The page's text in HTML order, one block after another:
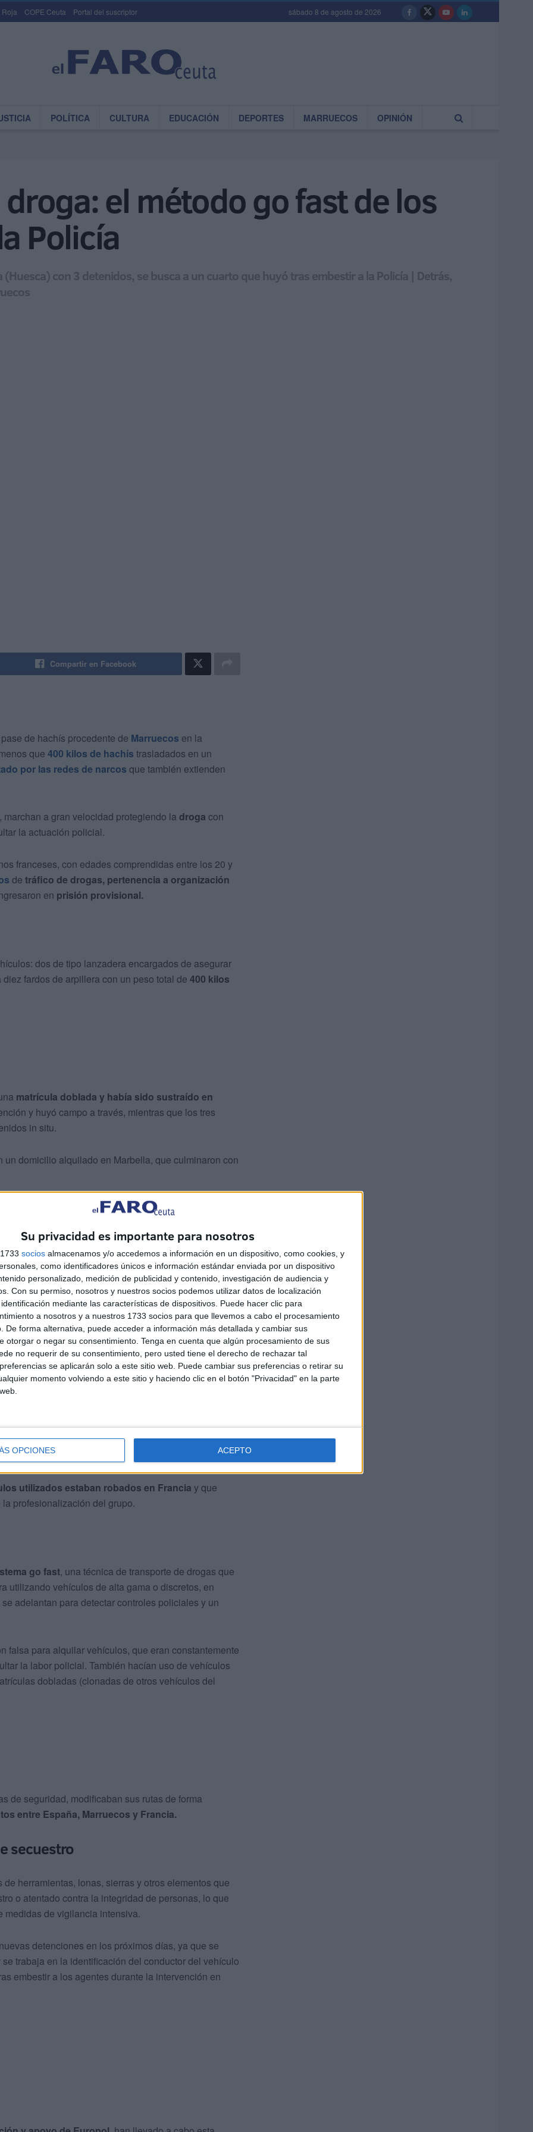
Su privacidad es importante para nosotros
socios almacenamos y/o accedemos a información en un dispositivo, como cookies, y
como identificadores únicos e información estándar enviada por un dispositivo
personalizado, medición de publicidad y contenido, investigación de audiencia y
Con su permiso, nosotros y nuestros socios podemos utilizar datos de localización
mediante las características de dispositivos. Puede hacer clic para
a nosotros y a nuestros 1733 socios para que llevemos a cabo el procesamiento
De forma alternativa, puede acceder a información más detallada y cambiar sus
otorgar o negar su consentimiento. Tenga en cuenta que algún procesamiento de sus
no requerir de su consentimiento, pero usted tiene el derecho de rechazar tal
se aplicarán solo a este sitio web. Puede cambiar sus preferencias o retirar su
momento volviendo a este sitio y haciendo clic en el botón "Privacidad" en la parte
OPCIONES ACEPTO
Roja COPE Ceuta Portal del suscriptor sábado 8 de agosto de 2026
POLÍTICA CULTURA EDUCACIÓN DEPORTES MARRUECOS OPINIÓN
el método go fast de los
Policía
con 3 detenidos, se busca a un cuarto que huyó tras embestir a la Policía | Detrás,
Compartir en Facebook
de hachís procedente de Marruecos en la
que 400 kilos de hachís trasladados en un
por las redes de narcos que también extienden
a gran velocidad protegiendo la droga con
la actuación policial.
franceses, con edades comprendidas entre los 20 y
de tráfico de drogas, pertenencia a organización
en prisión provisional.
dos de tipo lanzadera encargados de asegurar
fardos de arpillera con un peso total de 400 kilos
matrícula doblada y había sido sustraído en
y huyó campo a través, mientras que los tres
in situ.
domicilio alquilado en Marbella, que culminaron con
los investigadores detectaron la presencia de
de drogas en la Costa del Sol.
que permitió constatar que los integrantes de la
vehículos que luego eran empleados en
la alta movilidad de los sospechosos, que cambiaban
forma habitual entre España, Marruecos y Francia,
utilizados estaban robados en Francia y que
profesionalización del grupo.
go fast, una técnica de transporte de drogas que
utilizando vehículos de alta gama o discretos, en
adelantan para detectar controles policiales y un
falsa para alquilar vehículos, que eran constantemente
la labor policial. También hacían uso de vehículos
dobladas (clonadas de otros vehículos del
de seguridad, modificaban sus rutas de forma
entre España, Marruecos y Francia.
secuestro
herramientas, lonas, sierras y otros elementos que
o atentado contra la integridad de personas, lo que
medidas de vigilancia intensiva.
detenciones en los próximos días, ya que se
trabaja en la identificación del conductor del vehículo
embestir a los agentes durante la intervención en